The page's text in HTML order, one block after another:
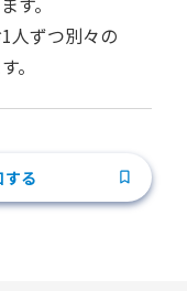
人ずつ別々の
。
る